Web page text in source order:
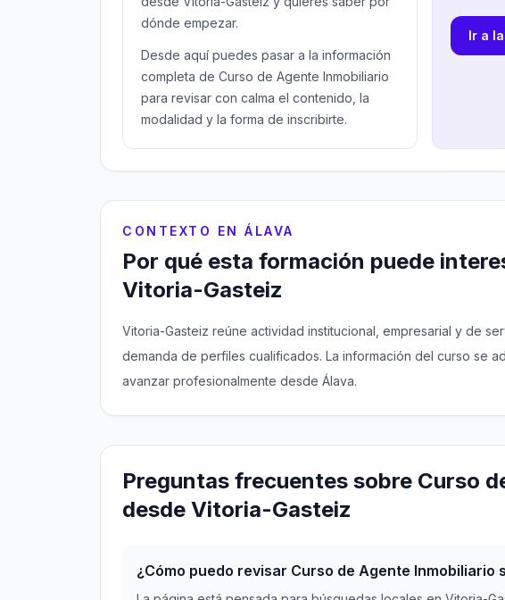
dónde empezar.
Desde aquí puedes pasar a la información
completa de Curso de Agente Inmobiliario
para revisar con calma el contenido, la
modalidad y la forma de inscribirte.
Ir a
CONTEXTO EN ÁLAVA
Por qué esta formación puede
Vitoria-Gasteiz
Vitoria-Gasteiz reúne actividad institucional, empresarial y de
demanda de perfiles cualificados. La información del curso se
avanzar profesionalmente desde Álava.
Preguntas frecuentes sobre Curso
desde Vitoria-Gasteiz
¿Cómo puedo revisar Curso de Agente Inmobiliario